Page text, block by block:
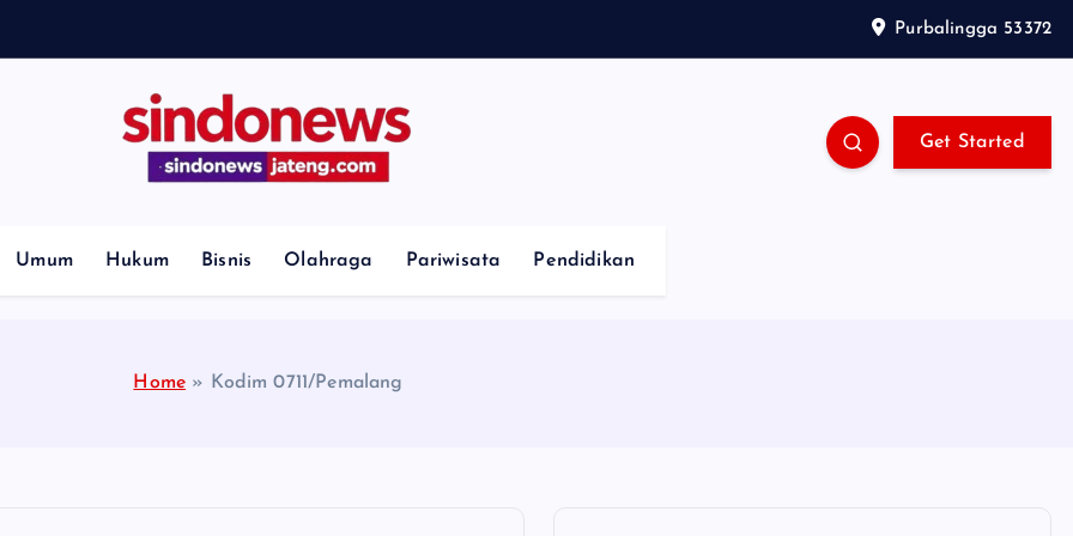
Purbalingga 53372
Get Started
Umum Hukum Bisnis Olahraga Pariwisata Pendidikan
Home » Kodim 0711/Pemalang